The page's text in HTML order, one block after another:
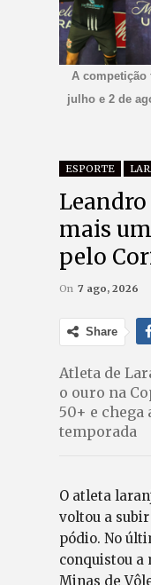
A competição
julho e 2 de
ESPORTE
mais
pelo
On 7 ago, 2026
Share
Atleta de
o ouro na
50+ e chega
temporada
O atleta
voltou a
pódio. No
conquistou a
Minas de